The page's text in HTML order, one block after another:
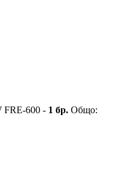
FRE-600 - 1 бр. Общо: